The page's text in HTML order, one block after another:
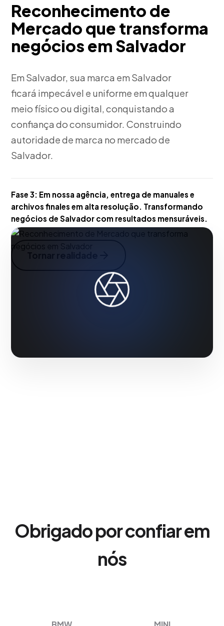
Reconhecimento de
Mercado que transforma
negócios em Salvador
Em Salvador, sua marca em Salvador
ficará impecável e uniforme em qualquer
meio físico ou digital, conquistando a
confiança do consumidor. Construindo
autoridade de marca no mercado de
Salvador.
Fase 3: Em nossa agência, entrega de manuales e
archivos finales em alta resolução. Transformando
negócios de Salvador com resultados mensuráveis.
Obrigado por confiar em
nós